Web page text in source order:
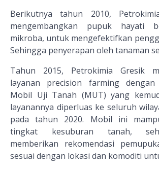
Berikutnya tahun 2010,
mengembangkan pupuk hayati
mikroba, untuk mengefektifkan
Sehingga penyerapan oleh tanaman
Tahun 2015, Petrokimia Gresik
layanan precision farming dengan
Mobil Uji Tanah (MUT) yang
layanannya diperluas ke seluruh
pada tahun 2020. Mobil ini
tingkat kesuburan tanah,
memberikan rekomendasi
sesuai dengan lokasi dan komoditi